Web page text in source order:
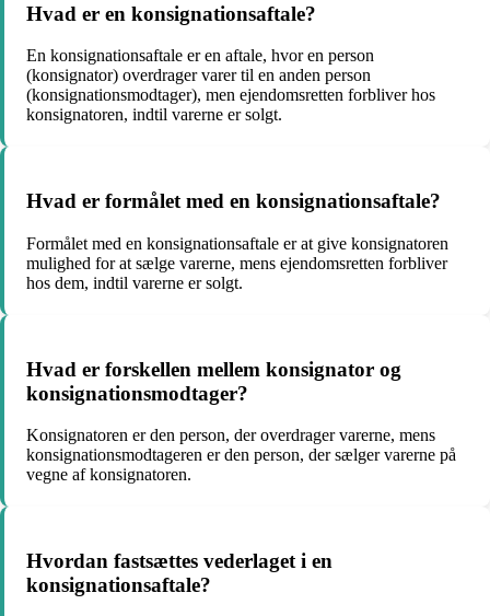
Hvad er en konsignationsaftale?
En konsignationsaftale er en aftale, hvor en person
(konsignator) overdrager varer til en anden person
(konsignationsmodtager), men ejendomsretten forbliver hos
konsignatoren, indtil varerne er solgt.
Hvad er formålet med en konsignationsaftale?
Formålet med en konsignationsaftale er at give konsignatoren
mulighed for at sælge varerne, mens ejendomsretten forbliver
hos dem, indtil varerne er solgt.
Hvad er forskellen mellem konsignator og
konsignationsmodtager?
Konsignatoren er den person, der overdrager varerne, mens
konsignationsmodtageren er den person, der sælger varerne på
vegne af konsignatoren.
Hvordan fastsættes vederlaget i en
konsignationsaftale?